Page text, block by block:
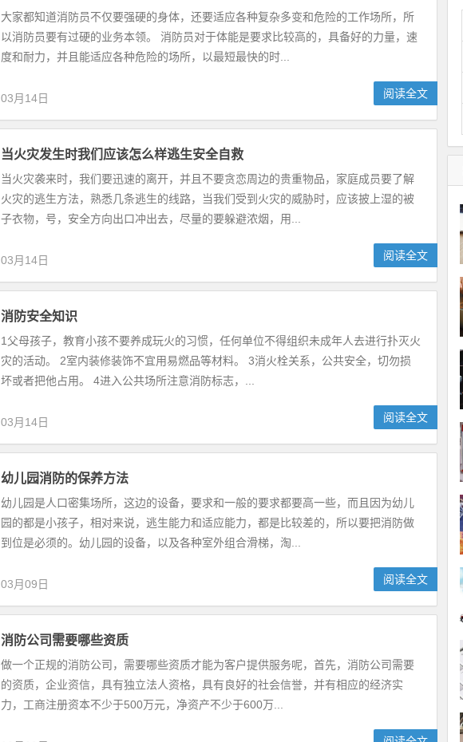
大家都知道消防员不仅要强硬的身体，还要适应各种复杂多变和危险的工作场所，所
以消防员要有过硬的业务本领。 消防员对于体能是要求比较高的，具备好的力量，速
度和耐力，并且能适应各种危险的场所，以最短最快的时...
03月14日 阅读全文
当火灾发生时我们应该怎么样逃生安全自救
当火灾袭来时，我们要迅速的离开，并且不要贪恋周边的贵重物品，家庭成员要了解
火灾的逃生方法，熟悉几条逃生的线路，当我们受到火灾的威胁时，应该披上湿的被
子衣物，号，安全方向出口冲出去，尽量的要躲避浓烟，用...
03月14日 阅读全文
消防安全知识
1父母孩子，教育小孩不要养成玩火的习惯，任何单位不得组织未成年人去进行扑灭火
灾的活动。 2室内装修装饰不宜用易燃品等材料。 3消火栓关系，公共安全，切勿损
坏或者把他占用。 4进入公共场所注意消防标志，...
03月14日 阅读全文
幼儿园消防的保养方法
幼儿园是人口密集场所，这边的设备，要求和一般的要求都要高一些，而且因为幼儿
园的都是小孩子，相对来说，逃生能力和适应能力，都是比较差的，所以要把消防做
到位是必须的。幼儿园的设备，以及各种室外组合滑梯，淘...
03月09日 阅读全文
消防公司需要哪些资质
做一个正规的消防公司，需要哪些资质才能为客户提供服务呢，首先，消防公司需要
的资质，企业资信，具有独立法人资格，具有良好的社会信誉，并有相应的经济实
力，工商注册资本不少于500万元，净资产不少于600万...